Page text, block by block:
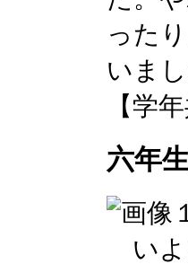
った
いまし
【学
六年
いよ